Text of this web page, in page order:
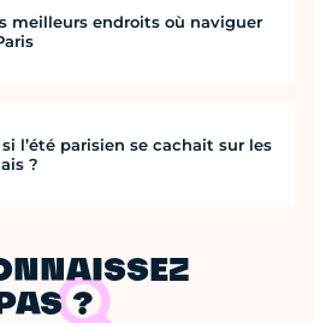
meilleurs endroits où naviguer
l’été parisien se cachait sur les
?
?